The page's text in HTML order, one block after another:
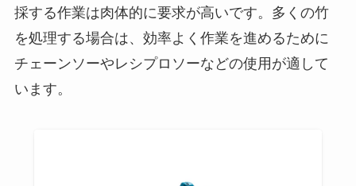
採する作業は肉体的に要求が高いです。多くの竹
を処理する場合は、効率よく作業を進めるために
チェーンソーやレシプロソーなどの使用が適して
います。